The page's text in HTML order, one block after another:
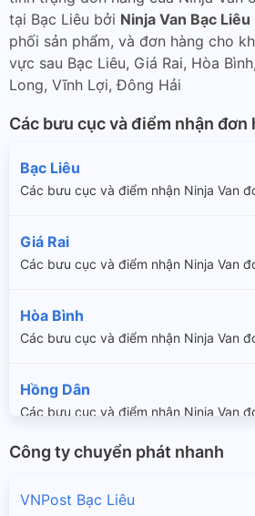
tại Bạc Liêu bởi Ninja Van Bạc Liêu
phối sản phẩm, và đơn hàng cho
vực sau Bạc Liêu, Giá Rai, Hòa
Long, Vĩnh Lợi, Đông Hải
Các bưu cục và điểm nhận đơn
Bạc Liêu
Các bưu cục và điểm nhận Ninja Van
Giá Rai
Các bưu cục và điểm nhận Ninja Van
Hòa Bình
Các bưu cục và điểm nhận Ninja Van
Hồng Dân
Các bưu cục và điểm nhận Ninja Van
Phước Long
Long
Công ty chuyển phát nhanh
VNPost Bạc Liêu